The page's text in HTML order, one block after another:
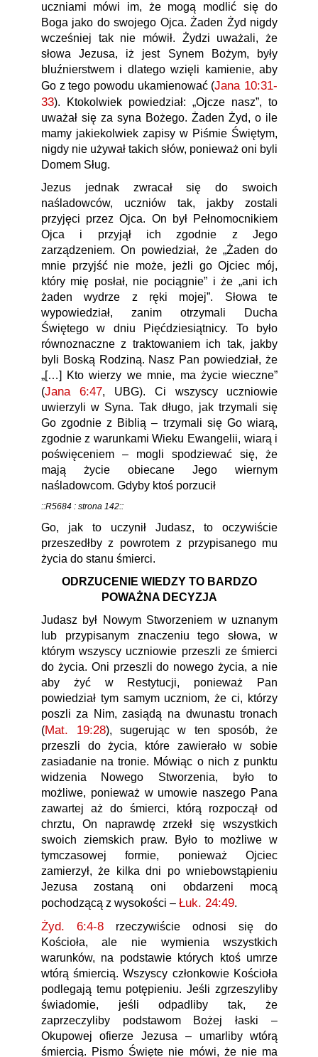
uczniami mówi im, że mogą modlić się do
Boga jako do swojego Ojca. Żaden Żyd nigdy
wcześniej tak nie mówił. Żydzi uważali, że
słowa Jezusa, iż jest Synem Bożym, były
bluźnierstwem i dlatego wzięli kamienie, aby
Go z tego powodu ukamienować (Jana 10:31-
33). Ktokolwiek powiedział: „Ojcze nasz”, to
uważał się za syna Bożego. Żaden Żyd, o ile
mamy jakiekolwiek zapisy w Piśmie Świętym,
nigdy nie używał takich słów, ponieważ oni byli
Domem Sług.
Jezus jednak zwracał się do swoich
naśladowców, uczniów tak, jakby zostali
przyjęci przez Ojca. On był Pełnomocnikiem
Ojca i przyjął ich zgodnie z Jego
zarządzeniem. On powiedział, że „Żaden do
mnie przyjść nie może, jeżli go Ojciec mój,
który mię posłał, nie pociągnie” i że „ani ich
żaden wydrze z ręki mojej”. Słowa te
wypowiedział, zanim otrzymali Ducha
Świętego w dniu Pięćdziesiątnicy. To było
równoznaczne z traktowaniem ich tak, jakby
byli Boską Rodziną. Nasz Pan powiedział, że
„[…] Kto wierzy we mnie, ma życie wieczne”
(Jana 6:47, UBG). Ci wszyscy uczniowie
uwierzyli w Syna. Tak długo, jak trzymali się
Go zgodnie z Biblią – trzymali się Go wiarą,
zgodnie z warunkami Wieku Ewangelii, wiarą i
poświęceniem – mogli spodziewać się, że
mają życie obiecane Jego wiernym
naśladowcom. Gdyby ktoś porzucił
::R5684 : strona 142::
Go, jak to uczynił Judasz, to oczywiście
przeszedłby z powrotem z przypisanego mu
życia do stanu śmierci.
ODRZUCENIE WIEDZY TO BARDZO
POWAŻNA DECYZJA
Judasz był Nowym Stworzeniem w uznanym
lub przypisanym znaczeniu tego słowa, w
którym wszyscy uczniowie przeszli ze śmierci
do życia. Oni przeszli do nowego życia, a nie
aby żyć w Restytucji, ponieważ Pan
powiedział tym samym uczniom, że ci, którzy
poszli za Nim, zasiądą na dwunastu tronach
(Mat. 19:28), sugerując w ten sposób, że
przeszli do życia, które zawierało w sobie
zasiadanie na tronie. Mówiąc o nich z punktu
widzenia Nowego Stworzenia, było to
możliwe, ponieważ w umowie naszego Pana
zawartej aż do śmierci, którą rozpoczął od
chrztu, On naprawdę zrzekł się wszystkich
swoich ziemskich praw. Było to możliwe w
tymczasowej formie, ponieważ Ojciec
zamierzył, że kilka dni po wniebowstąpieniu
Jezusa zostaną oni obdarzeni mocą
pochodzącą z wysokości – Łuk. 24:49.
Żyd. 6:4-8 rzeczywiście odnosi się do
Kościoła, ale nie wymienia wszystkich
warunków, na podstawie których ktoś umrze
wtórą śmiercią. Wszyscy członkowie Kościoła
podlegają temu potępieniu. Jeśli zgrzeszyliby
świadomie, jeśli odpadliby tak, że
zaprzeczyliby podstawom Bożej łaski –
Okupowej ofierze Jezusa – umarliby wtórą
śmiercią. Pismo Święte nie mówi, że nie ma